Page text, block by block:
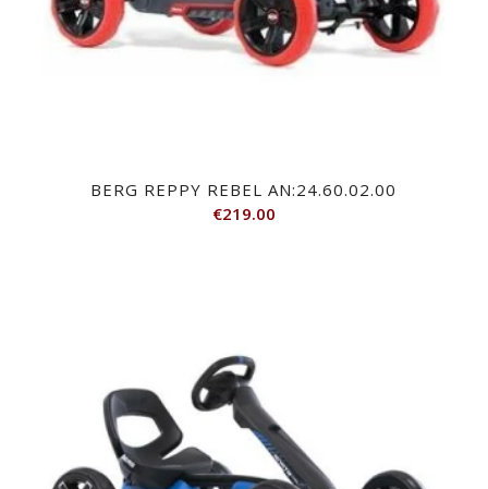
BERG REPPY REBEL AN:24.60.02.00
€219.00